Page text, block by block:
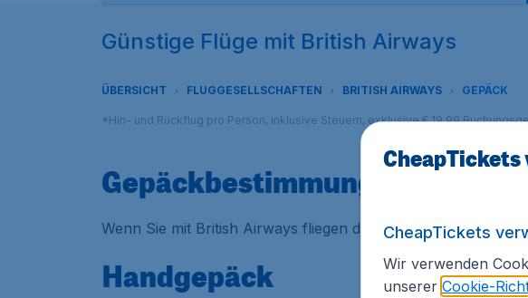
Günstige Flüge mit British Airways
ÜBERSICHT FLUGGESELLSCHAFTEN BRITISH AIRWAYS GEPÄCK
*Hin- und Rückflug pro Person, inklusive Steuern, exklusive € 19,99
Gepäckbestimmungen British
Wenn Sie mit British Airways fliegen dann sind folgende
Handgepäck
CheapTickets
Wir verwenden
unserer Cookie-